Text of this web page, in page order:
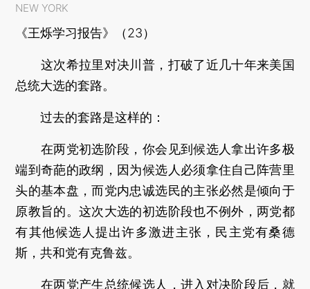
NEW YORK
《王烁学习报告》（23）
这次希拉里对决川普，打破了近几十年来美国
总统大选的套路。
过去的套路是这样的：
在两党初选阶段，你会见到候选人拿出许多极
端到奇葩的政纲，因为候选人必须拿住自己阵营里
头的基本盘，而党内忠诚选民的主张必然是倾向于
原教旨的。这次大选的初选阶段也不例外，两党都
有其他候选人提出许多激进主张，民主党有桑德
斯，共和党有克鲁兹。
在两党产生总统候选人，进入对决阶段后，就